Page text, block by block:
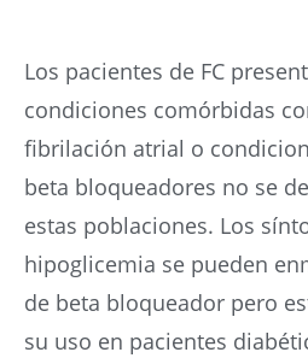
Los pacientes de FC
condiciones comórbidas
fibrilación atrial o
beta bloqueadores no se
estas poblaciones. Los
hipoglicemia se pueden
de beta bloqueador pero
su uso en pacientes